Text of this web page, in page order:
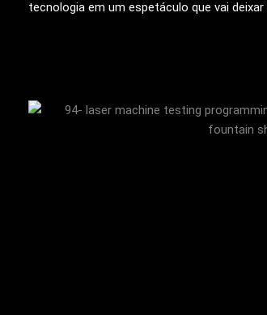
tecnologia em um espetáculo que vai